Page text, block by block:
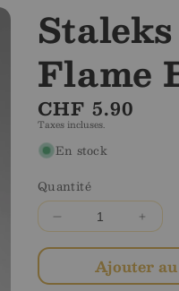
Flame
Prix
régulier
CHF 5.90
Taxes incluses.
En stock
Quantité
Diminuer
la
quantité
pour
la
pour
Ajouter